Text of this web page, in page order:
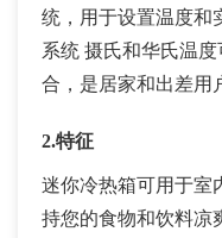
统，用于设置温度和
系统 摄氏和华氏温
合，是居家和出差用
2.特征
迷你冷热箱可用于室
持您的食物和饮料凉